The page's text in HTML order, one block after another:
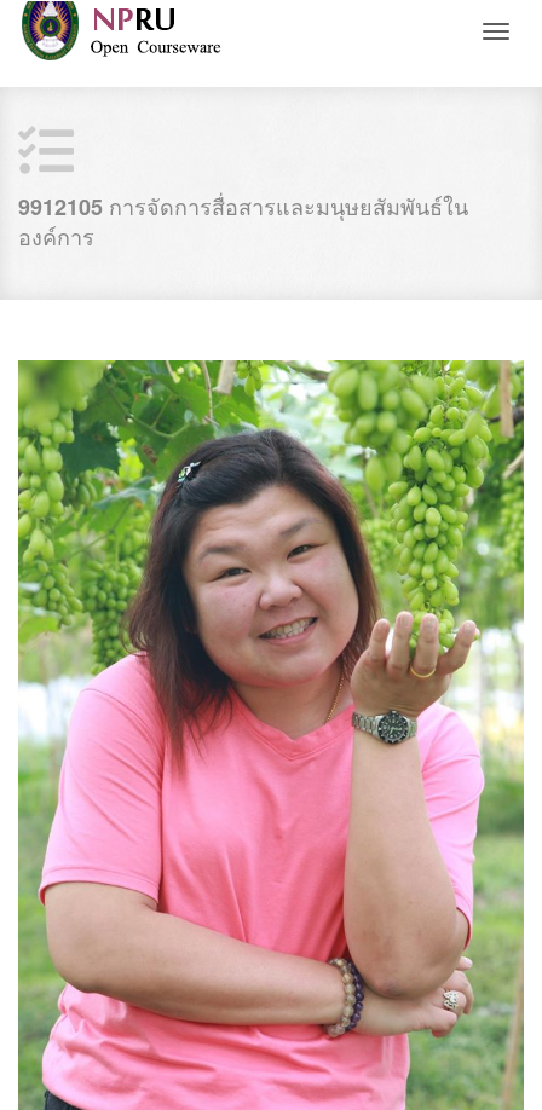
9912105 การจัดการสื่อสารและมนุษยสัมพันธ์ใน
องค์การ